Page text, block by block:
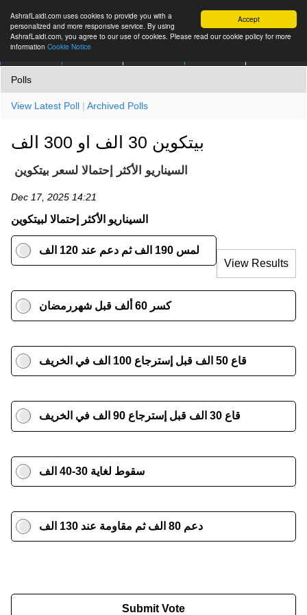
Accept
AshrafLaidi.com uses cookies to provide you with a
personalized and more responsive service. By using
AshrafLaidi.com, you agree to our use of cookies. Please read our cookie policy for more
information Cookie Notice
Polls
View Latest Poll | Archived Polls
بيتكوين 30 الف او 300 الف
السيناريو الأكثر إحتمالا لسعر بيتكوين
Dec 17, 2025 14:21
السيناريو الأكثر إحتمالا لبيتكوين
View Results
لمس 190 الف ثم دعم عند 120 الف
كسر 60 ألف قبل شهررمضان
قاع 50 الف قبل إسترجاع 100 الف في الخريف
قاع 30 الف قبل إسترجاع 90 الف في الخريف
سقوط لغاية 30-40 الف
دعم 80 الف ثم مقاومة عند 130 الف
Submit Vote